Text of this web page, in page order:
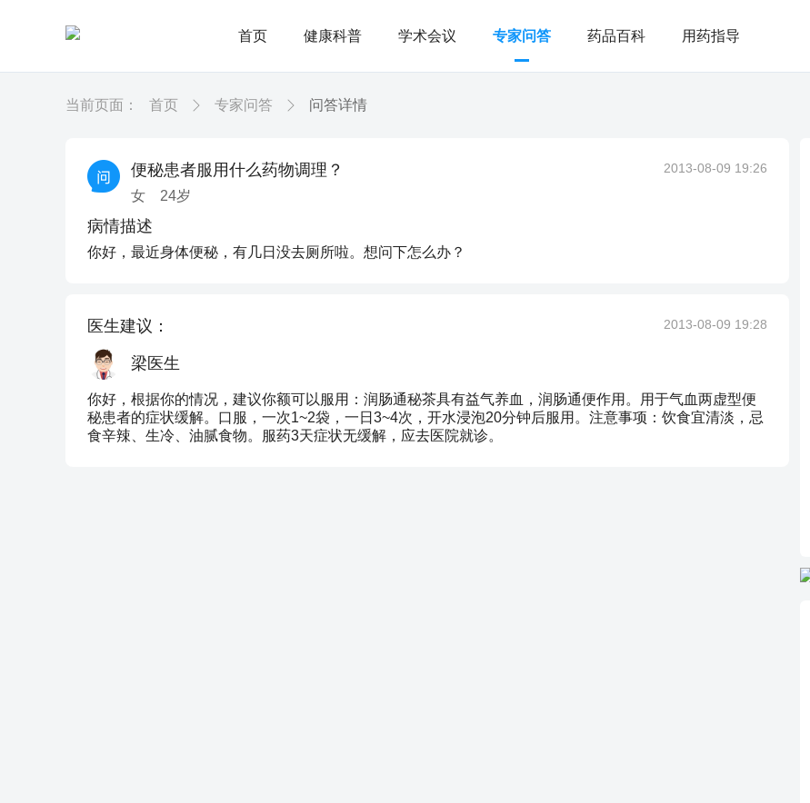
首页 健康科普 学术会议 专家问答 药品百科 用药指导
当前页面： 首页 专家问答 问答详情
便秘患者服用什么药物调理？
女 24岁
2013-08-09 19:26
病情描述
你好，最近身体便秘，有几日没去厕所啦。想问下怎么办？
医生建议： 2013-08-09 19:28
梁医生
你好，根据你的情况，建议你额可以服用：润肠通秘茶具有益气养血，润肠通便作用。用于气血两虚型便
秘患者的症状缓解。口服，一次1~2袋，一日3~4次，开水浸泡20分钟后服用。注意事项：饮食宜清淡，忌
食辛辣、生冷、油腻食物。服药3天症状无缓解，应去医院就诊。